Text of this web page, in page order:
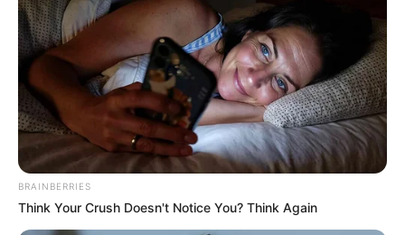
BRAINBERRIES
Think Your Crush Doesn't Notice You? Think Again